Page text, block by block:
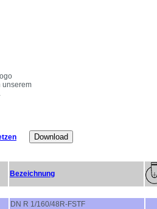
unserem
Bezeichnung
DN R 1/160/48R-FSTF